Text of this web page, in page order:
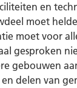
en
moet
moet voor
gesproken
gebouwen
delen van